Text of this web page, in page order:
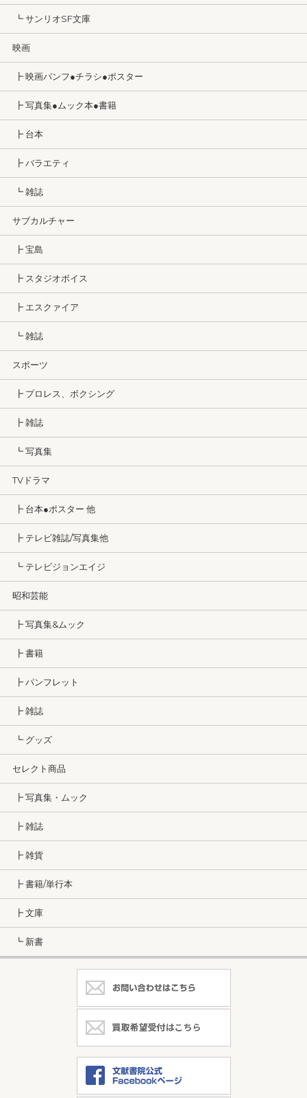
┗ サンリオSF文庫
映画
┣ 映画パンフ●チラシ●ポスター
┣ 写真集●ムック本●書籍
┣ 台本
┣ バラエティ
┗ 雑誌
サブカルチャー
┣ 宝島
┣ スタジオボイス
┣ エスクァイア
┗ 雑誌
スポーツ
┣ プロレス、ボクシング
┣ 雑誌
┗ 写真集
TVドラマ
┣ 台本●ポスター 他
┣ テレビ雑誌/写真集他
┗ テレビジョンエイジ
昭和芸能
┣ 写真集&ムック
┣ 書籍
┣ パンフレット
┣ 雑誌
┗ グッズ
セレクト商品
┣ 写真集・ムック
┣ 雑誌
┣ 雑貨
┣ 書籍/単行本
┣ 文庫
┗ 新書